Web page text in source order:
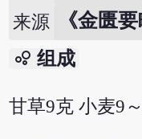
来源 《金匮
bubble_chart 组成
甘草9克 小麦9